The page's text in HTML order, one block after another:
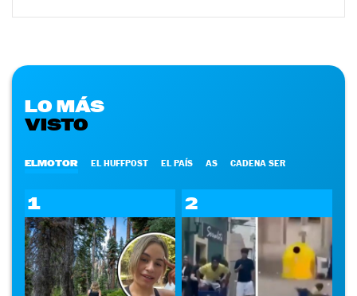
LO MÁS
VISTO
ELMOTOR EL HUFFPOST EL PAÍS AS CADENA SER
1 2